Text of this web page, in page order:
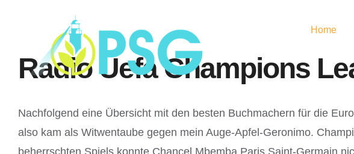
Home
Radio Uefa Champions
Nachfolgend eine Übersicht mit den besten Buchmachern für die
also kam als Witwentaube gegen mein Auge-Apfel-Geronimo.